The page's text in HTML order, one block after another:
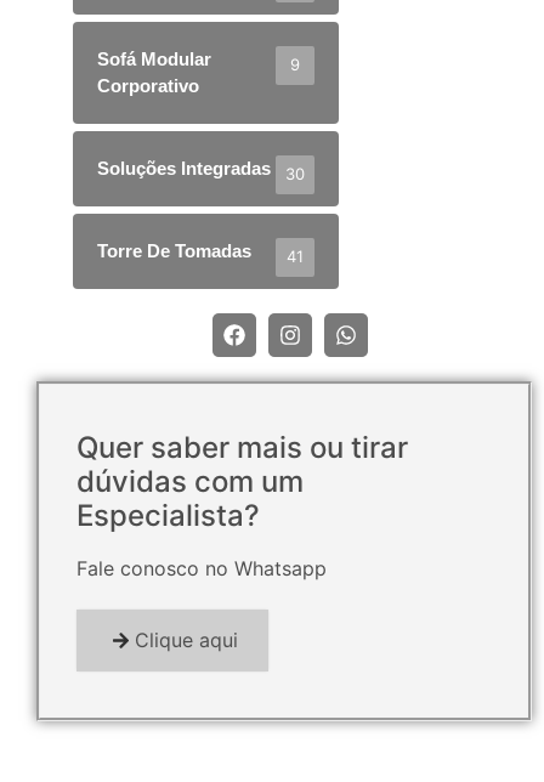
Sofá Modular
Corporativo
9
Soluções Integradas 30
Torre De Tomadas 41
Quer saber mais ou tirar
dúvidas com um
Especialista?
Fale conosco no Whatsapp
Clique aqui